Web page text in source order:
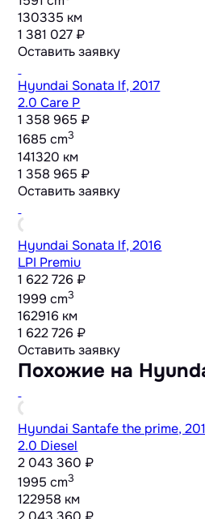
130335 км
1 381 027 ₽
Оставить заявку
Hyundai Sonata lf, 2017
2.0 Care P
1 358 965 ₽
1685 cm3
141320 км
1 358 965 ₽
Оставить заявку
Hyundai Sonata lf, 2016
LPI Premiu
1 622 726 ₽
1999 cm3
162916 км
1 622 726 ₽
Оставить заявку
Похожие на
Hyundai Santafe the prime,
2.0 Diesel
2 043 360 ₽
1995 cm3
122958 км